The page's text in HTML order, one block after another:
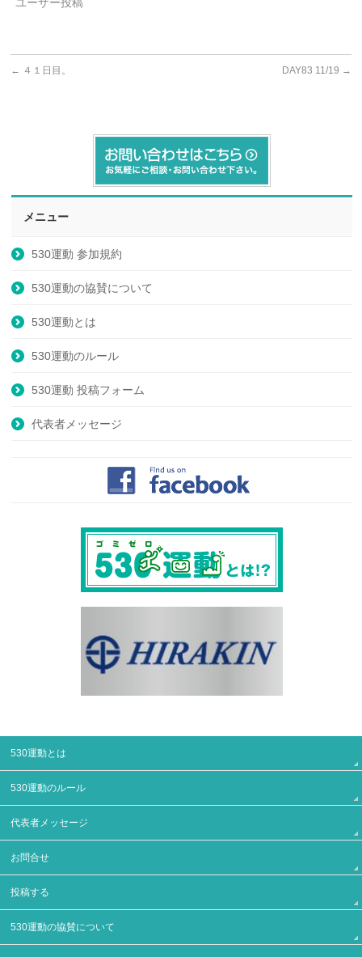
← ４１日目。 DAY83 11/19 →
メニュー
530運動 参加規約
530運動の協賛について
530運動とは
530運動のルール
530運動 投稿フォーム
代表者メッセージ
530運動とは
530運動のルール
代表者メッセージ
お問合せ
投稿する
530運動の協賛について